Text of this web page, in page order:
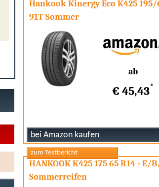
Hankook Kinergy Eco K425 195/
91T Sommer
ab
€ 45,43*
HANKOOK K425 175 65 R14 - E/
Sommerreifen